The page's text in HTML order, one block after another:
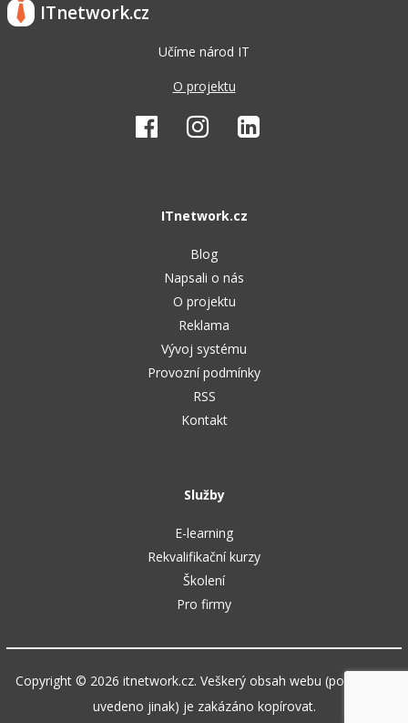
ITnetwork.cz
Učíme národ IT
O projektu
ITnetwork.cz
Blog
Napsali o nás
O projektu
Reklama
Vývoj systému
Provozní podmínky
RSS
Kontakt
Služby
E-learning
Rekvalifikační kurzy
Školení
Pro firmy
Copyright © 2026 itnetwork.cz. Veškerý obsah webu (pokud není
uvedeno jinak) je zakázáno kopírovat.